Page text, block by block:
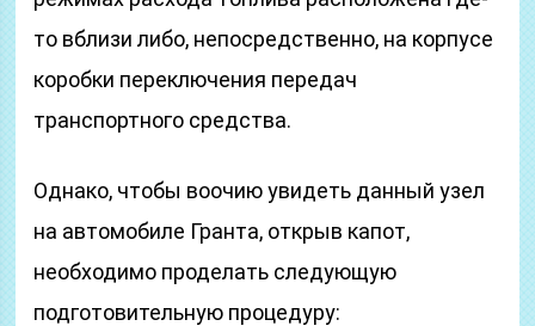
то вблизи либо, непосредственно, на корпусе
коробки переключения передач
транспортного средства.
Однако, чтобы воочию увидеть данный узел
на автомобиле Гранта, открыв капот,
необходимо проделать следующую
подготовительную процедуру: